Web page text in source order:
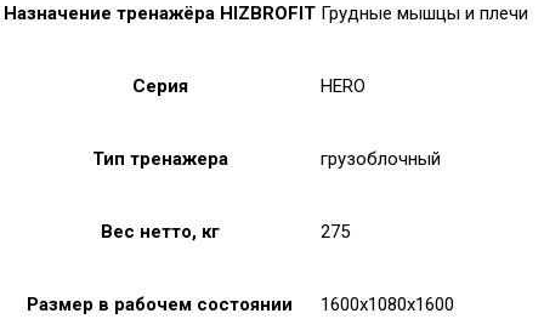
Назначение тренажёра HIZBROFIT Грудные мышцы и плечи
Серия HERO
Тип тренажера грузоблочный
Вес нетто, кг 275
Размер в рабочем состоянии 1600x1080x1600